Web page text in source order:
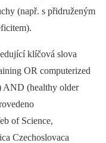
(např. s přidruženým
klíčová slova
OR computerized
AND (healthy older
of Science,
Czechoslovaca